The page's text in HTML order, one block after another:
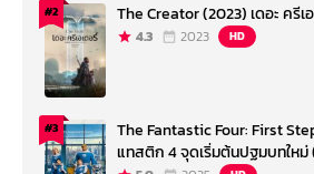
#2 The Creator (2023) เดอะ ครีเ
4.3 2023 HD
#3
The Fantastic Four: First
แทสติก 4 จุดเริ่มต้นปฐมบทใหม่